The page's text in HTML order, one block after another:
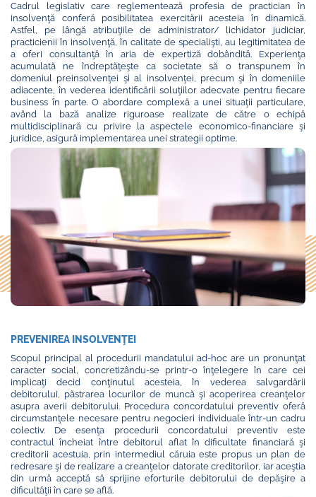
Cadrul legislativ care reglementează profesia de practician în
insolvenţă conferă posibilitatea exercitării acesteia în dinamică.
Astfel, pe lângă atribuţiile de administrator/ lichidator judiciar,
practicienii în insolvenţă, în calitate de specialişti, au legitimitatea de
a oferi consultanţă în aria de expertiză dobândită. Experienţa
acumulată ne îndreptăţeşte ca societate să o transpunem în
domeniul preinsolvenţei şi al insolvenţei, precum şi în domeniile
adiacente, în vederea identificării soluţiilor adecvate pentru fiecare
business în parte. O abordare complexă a unei situaţii particulare,
având la bază analize riguroase realizate de către o echipă
multidisciplinară cu privire la aspectele economico-financiare şi
juridice, asigură implementarea unei strategii optime.
PREVENIREA INSOLVENŢEI
Scopul principal al procedurii mandatului ad-hoc are un pronunţat
caracter social, concretizându-se printr-o înţelegere în care cei
implicaţi decid conţinutul acesteia, în vederea salvgardării
debitorului, păstrarea locurilor de muncă şi acoperirea creanţelor
asupra averii debitorului. Procedura concordatului preventiv oferă
circumstanţele necesare pentru negocieri individuale într-un cadru
colectiv. De esenţa procedurii concordatului preventiv este
contractul încheiat între debitorul aflat în dificultate financiară şi
creditorii acestuia, prin intermediul căruia este propus un plan de
redresare şi de realizare a creanţelor datorate creditorilor, iar aceştia
din urmă acceptă să sprijine eforturile debitorului de depăşire a
dificultăţii în care se află.